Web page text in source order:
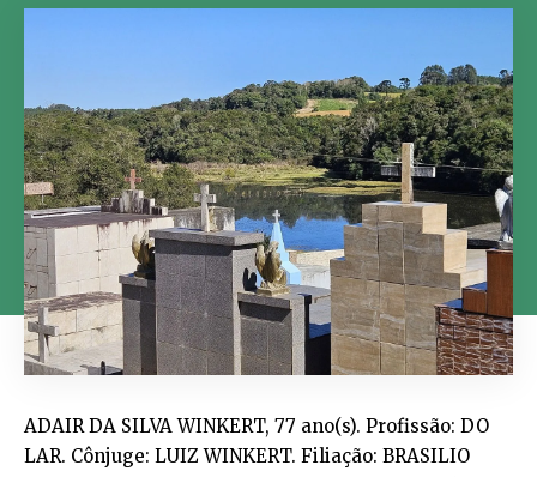
ADAIR DA SILVA WINKERT, 77 ano(s). Profissão: DO LAR. Cônjuge: LUIZ WINKERT. Filiação: BRASILIO MULLER e BENEDITA MULLER. Sepultamento: (RIO BRANCO DO SUL) CEM. DE RIO BRANCO DO SUL/PR, quarta-feira, 3 de junho de 2026 às 17:00h. Data do Falecimento: 02/06/2026. ADRIANA DE SOUZA DOS SANTOS, 48 ano(s). Profissão: AUXILIAR PRODUÇÃO. Cônjuge: AGNALDO ANTONIO DOS SANTOS. Filiação: ADOLPHO LOURENCO DE SOUZA e ROSETE ROSSA DE SOUZA. Sepultamento: (CURITIBA) VERTICAL, quarta-feira, 3 de junho de 2026 às 17:00h. Data do Falecimento: 02/06/2026. ALDA MARIA DE ALMEIDA SILVA, 64 ano(s). Profissão: DOMÉSTICA. Cônjuge: MARIO CLEMENTE DA SILVA. Filiação: MANOEL MISSIAS DA COSTA e MARIA JOSE DE ALMEIDA COSTA. Sepultamento: NOSSA SENHORA DO BOM SUCESSO – GUARULHOS SP, quarta-feira, 3 de junho de 2026. Data do Falecimento: 02/06/2026. ANA DA RESSURREICAO MAULEPIS, 91 ano(s). Profissão: DO LAR. Cônjuge: JOAO VALDIVIO MAULEPIS. Filiação: JOSE LUIZ DA RESSURREICAO e ELVIRA JESUS DA RESSURREICAO. Sepultamento: CREMATÓRIO BERTI (S.J.DOS PINHAIS), quarta-feira, 3 de junho de 2026 às 09:00h. Data do Falecimento: 02/06/2026. ANA MARIA FRANCA, 87 ano(s). Profissão: DIARISTA. Cônjuge: BENEDITO FRANCA. Filiação: NICOLAU ALVES e CATARINA BARCHEL ALVES. Sepultamento: (CURITIBA) VERTICAL, quarta-feira, 3 de junho de 2026 às 09:00h. Data do Falecimento: 02/06/2026. ANTONIO CELSO DE SOUZA DIAS, 66 ano(s). Profissão: AUXILIAR SERVIÇOS GERAIS. Cônjuge: LOURDES BENCZ DIAS. Filiação: ANTONIO FERREIRA DIAS e MARIA JULIANA DE SOUZA DIAS. Sepultamento: (CURITIBA) VERTICAL, quarta-feira, 3 de junho de 2026 às 16:00h. Data do Falecimento: 02/06/2026. ANTONIO FRANKOWICZ, 79 ano(s). Profissão: AUTONOMO. Cônjuge: MARIA IRENE DOS SANTOS FRANKOWICZ. Filiação: CONSTANTE FRANKOWICZ e GENOVEVA FRANKOWICZ. Sepultamento: MUNICIPAL SANTA CANDIDA, quarta-feira, 3 de junho de 2026 às 10:00h. Data do Falecimento: 02/06/2026. APARECIDA NUNES GONCALVES, 88 ano(s). Profissão: DO LAR. Cônjuge: AMADO GONCALVES. Filiação: JOAQUIM NUNES e OLGA PEREIRA NUNES. Sepultamento: (CURITIBA) CEMITÉRIO PAROQUIAL SANTA CÂNDIDA, quarta-feira, 3 de junho de 2026 às 16:00h. Data do Falecimento: 02/06/2026. ARISTIDES JOSE DA ROSA, 82 ano(s). Profissão: PEDREIRO. Filiação: DORALINO JOSE DA ROSA e IZABEL BATISTA DE LIMA. Sepultamento: CREMATÓRIO VERTICAL (CURITIBA), quarta-feira, 3 de junho de 2026 às 12:00h. Data do Falecimento: 02/06/2026. BENEDITA RIBAS LOPES, 75 ano(s). Cônjuge: JOSE ESTEVAO LOPES. Filiação: JOAO ANTONIO RIBAS e ARACI MARTINS RIBAS. Sepultamento: (CURITIBA) VERTICAL, quarta-feira, 3 de junho de 2026 às 10:00h. Data do Falecimento: 02/06/2026. CEZARIO ALBERTINO DE TOLEDO LOPES, 52 ano(s). Profissão: AUXILIAR PRODUÇÃO. Filiação: JOSE ALBERTINO LOPES e MARIA ANTONIA DE TOLEDO LOPES. Sepultamento: (COLOMBO) CEMITÉRIO JARDIM DA COLINA, quarta-feira, 3 de junho de 2026 às 16:30h. Data do Falecimento: 02/06/2026. CLAUDIO DOMINGOS SILOTO, 82 ano(s). Profissão: ENGENHEIRO(A) MECÂNICO. Cônjuge: MARIA IDA MEDA SILOTO. Filiação: DOMINGOS FRANCISCO SILOTO e ALTAIR BORGES SILOTO. Sepultamento: CREMATÓRIO VATICANO (ALMIRANTE TAMANDARÉ-PR), quarta-feira, 3 de junho de 2026 às 17:00h. Data do Falecimento: 02/06/2026. CREMILDES FERREIRA BAHR, 88 ano(s). Profissão: DO LAR. Cônjuge: WERNER ALFREDO BAHR. Filiação: ABELARDO RODRIGUES FERREIRA e MARIA LUIZA FERREIRA. Sepultamento: MUNICIPAL ÁGUA VERDE, quinta-feira, 4 de junho de 2026 às 11:00h. Data do Falecimento: 02/06/2026. CREUZA MARIA ROBERTA, 55 ano(s). Profissão: DIARISTA. Filiação: BENEDITO ROBERTO CORREIA e MARIA JOSE ROBERTO. Sepultamento: MUNICIPAL BOQUEIRÃO, quarta-feira, 3 de junho de 2026 às 15:00h. Data do Falecimento: 02/06/2026. DAYANNE GONCALVES DE MEIRA, 33 ano(s). Profissão: AUTONOMO. Filiação: JEAN CARLOS GONCALVES DE MEIRA e GILCEIA RODRIGUES DA SILVA. Sepultamento: (S.J.DOS PINHAIS) CEMITERIO PEDRO FUSS, quarta-feira, 3 de junho de 2026 às 16:00h. Data do Falecimento: 02/06/2026. DEISE MARIA FELTRIN, 52 ano(s). Profissão: PROFESSOR(A). Cônjuge: CRISTIANO ANDRE POTT. Filiação: WALDOMIRO AUGUSTO FELTRIN e ELDA MARIA ANTONELLO FELTRIN. Sepultamento: MUNICIPAL DA CIDADE DE ORIGEM, quarta-feira, 3 de junho de 2026 às 17:00h. Data do Falecimento: 02/06/2026. DILMA BEATRIZ BRANCO SWISZEZ, 83 ano(s). Profissão: DO LAR. Cônjuge: JORGE SENDROKI SWISZEZ. Filiação: JOAO VIEIRA BRANCO e MARIA DO PATROCINIO VARELA UBALDO. Sepultamento: MUNICIPAL SANTA CANDIDA, quarta-feira, 3 de junho de 2026 às 15:00h. Data do Falecimento: 02/06/2026. DIRCE MATTOSO, 67 ano(s). Profissão: DO LAR. Cônjuge: JOSE JACINTO ALVES. Filiação: JOAO RODRIGUES MATTOSO e AZINDA REGINA MATTOSO. Sepultamento: MEMORIAL DA VIDA, quarta-feira, 3 de junho de 2026. Data do Falecimento: 02/06/2026. DORIVAM CELSO NOGUEIRA, 52 ano(s). Profissão: MÉDICO(A). Cônjuge: DULCELIA DO CARMO NOGUEIRA. Filiação: DOMICIANO DE SOUZA NOGUEIRA e MARIA DE SOUZA NOGUEIRA. Sepultamento: CREMATÓRIO VATICANO (ALMIRANTE TAMANDARÉ-PR), quarta-feira, 3 de junho de 2026 às 18:00h. Data do Falecimento: 02/06/2026. EDGARD JOSE SIQUINELI, 86 ano(s). Profissão: CONTADOR(A). Filiação: JOSE SIQUINELI e PASCOINA FRANCISQUETI SIQUINELI. Sepultamento: (CURITIBA) VERTICAL, quarta-feira, 3 de junho de 2026 às 15:30h. Data do Falecimento: 02/06/2026. EVA DEDA, 88 ano(s). Profissão: AGRICULTOR. Cônjuge: FRANCISCO DEDA. Filiação: FRANCISCO WOSNIACKI e VITORIA WOSNIACKI. Sepultamento: (QUITANDINHA) CEM MUNICIPAL DE QUITANDINHA/PR, quarta-feira, 3 de junho de 2026 às 17:00h. Data do Falecimento: 03/06/2026. GERSON COSTA DE QUADROS, 50 ano(s). Filiação: FLAVIO PINHEIRO LIMA DE QUADROS e CONCEICAO GREGORIO DA COSTA. Sepultamento: MUNICIPAL SÃO FRANCISCO DE PAULA, quarta-feira, 3 de junho de 2026 às 16:00h. Data do Falecimento: 02/06/2026. HAMILTON DA ROCHA, 79 ano(s). Profissão: POLICIAL MILITAR. Filiação: MARIA BRAZILIA DA ROCHA. Sepultamento: (S.J.DOS PINHAIS) CEMITERIO PEDRO FUSS, quarta-feira, 3 de junho de 2026 às 16:30h. Data do Falecimento: 02/06/2026. IGNEZ ARGEMIRA THOMAZ JACCON, 98 ano(s). Profissão: DO LAR. Cônjuge: GUMERCINDO JACCON. Filiação: MATHIAS THOMAZ e ADELIA THOMAZ. Sepultamento: (PINHAIS) CEMITÉRIO JARDIM DA SAUDADE/PINHAIS, terça-feira, 2 de junho de 2026 às 17:17h. Data do Falecimento: 02/06/2026. IRONILDE DE MORAES PEPI, 65 ano(s). Profissão: DO LAR. Filiação: GUILHERME GOMES PEPI e DIRCE DCE MORAES PEPI. Sepultamento: (ARAUCÁRIA) CEMITÉRIO JARDIM INDEPENDÊNCIA, quarta-feira, 3 de junho de 2026 às 09:00h. Data do Falecimento: 02/06/2026. JHULLY BEATRIZ PAREDES DO NASCIMENTO, 2 ano(s). Filiação: JHONATAN DO NASCIMENTO e KEILA CRISTIANE PAREDES DA SILVA. Sepultamento: PARQUE CAMPO GRANDE – CAMPO GRANDE – MATO GROSSO DO SUL, terça-feira, 2 de junho de 2026. Data do Falecimento: 02/06/2026. JOVACI FERREIRA, 78 ano(s). Cônjuge: MARIA DE LOURDES FERREIRA. Filiação: ABILIO JOSE FERREIRA e MARIA VACI VIANA. Sepultamento: (CURITIBA) CEMITÉRIO PAROQUIAL COLÔNIA ORLEANS, quarta-feira, 3 de junho de 2026. Data do Falecimento: 02/06/2026. LEONILDA VALCANAIA, 67 ano(s). Profissão: DIARISTA. Cônjuge: JUAREZ CARLOS VALCANAIA. Filiação: MARTINS MAZUR e HELENA MIKOS MAZUR. Sepultamento: (S.J.DOS PINHAIS) CEMITÉRIO PQ SR DO BONFIM, quarta-feira, 3 de junho de 2026 às 16:30h. Data do Falecimento: 02/06/2026. LUIZ CARLOS COTURA, 77 ano(s). Profissão: MOTORISTA. Cônjuge: REGINA CATARINA COTURA. Filiação: JOSE OSVALDO COTURA e AVANY TULESKI COTURA. Sepultamento: (CURITIBA) CEMITÉRIO JARDIM DA SAUDADE – CURITIBA, quarta-feira, 3 de junho de 2026. Data do Falecimento: 02/06/2026. LUIZ HENRIQUE BORGES, 59 ano(s). Profissão: AJUDANTE. Filiação: LUIZ CARLOS BORGES e JANDIRA XAVIER DOS SANTOS. Sepultamento: MUNICIPAL ZONA SUL, quarta-feira, 3 de junho de 2026 às 13:30h. Data do Falecimento: 02/06/2026. MARGARIDA ANTONIA, 95 ano(s). Profissão: ZELADOR(A). Cônjuge: JOAO TOLEDO DE ALMEIDA. Filiação: MARIA BONIFACIA DE JESUS. Sepultamento: (CURITIBA) CEMITÉRIO PAROQUIAL COLÔNIA ORLEANS, quarta-feira, 3 de junho de 2026 às 16:00h. Data do Falecimento: 02/06/2026. MARIA DALUZ ROCHA, 79 ano(s). Profissão: DO LAR. Cônjuge: ANTONIO ADEMIL ROCHA. Filiação: JOSE ANTONIO BUENO e IZABEL TABORDA BUENO. Sepultamento: (S.J.DOS PINHAIS) CEMITÉRIO PQ SR DO BONFIM, quarta-feira, 3 de junho de 2026 às 17:00h. Data do Falecimento: 02/06/2026. MARIA DO NASCIMENTO LIMA, 85 ano(s). Profissão: DO LAR. Cônjuge: FRANCISCO FERREIRA LIMA. Filiação: GALDINO ANTONIO DO NASCIMENTO e IZABEL GUILHERMINA DO NASCIMENTO. Sepultamento: CREMATÓRIO VATICANO (ALMIRANTE TAMANDARÉ-PR), quarta-feira, 3 de junho de 2026 às 11:00h. Data do Falecimento: 02/06/2026. MARIA FERNANDA MATHEUS DE ALBUQUERQUE, 49 ano(s). Profissão: FUNCIONÁRIO PÚBLICO ESTADUAL. Cônjuge: JOAO LUIZ MANASSES DE ALBUQUERQUE FILHO. Filiação: FERNANDO MATHEUS FILHO e GILDA MARI SEVERO MATHEUS. Sepultamento: (CURITIBA) PARQUE IGUAÇU, terça-feira, 2 de junho de 2026 às 17:00h. Data do Falecimento: 02/06/2026. MARIA TARCILA LEAL BARBOSA, 92 ano(s). Profissão: DO LAR. Cônjuge: CLORIOLANDO BARBOSA DE MACEDO. Filiação: VERISSIMO BATISTA RIBEIRO e LEONTINA BATISTA LEAL. Sepultamento: CREMATÓRIO VERTICAL (CURITIBA), quarta-feira, 3 de junho de 2026 às 16:30h. Data do Falecimento: 02/06/2026. MICHELE LACERDA, 46 ano(s). Profissão: DO LAR. Cônjuge: MARIO RIBEIRO PINTO. Filiação: NAO INFORMADO e NEUSA LACERDA. Sepultamento: MUNICIPAL DA CIDADE DE ORIGEM, quarta-feira, 3 de junho de 2026 às 09:00h. Data do Falecimento: 02/06/2026. NELCY VEIGA SALEH, 91 ano(s). Profissão: DO LAR. Cônjuge: AHMAD ABDUL RAHMAN SALEH. Filiação: SEBASTIAO VEIGA e MARIA MESCHKE VEIGA. Sepultamento: PIRAI DO SUL/PR, quarta-feira, 3 de junho de 2026 às 17:00h. Data do Falecimento: 02/06/2026. RUDIMAR VALASCHENSKI, 67 ano(s). Filiação: PEDRO VALASCHENSKI e AVANNY VALASCHENSKI. Sepultamento: MUNICIPAL SÃO FRANCISCO DE PAULA, quarta-feira, 3 de junho de 2026 às 10:00h. Data do Falecimento: 02/06/2026. SANTO GOMES FIGUEIRA, 89 ano(s). Profissão: MOTORISTA. Cônjuge: EUNICE ARTIOLI GOMES. Fil